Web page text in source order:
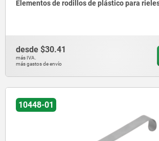
Elementos de rodillos de plástico para
desde $30.41
más IVA.
más gastos de envío
10448-01